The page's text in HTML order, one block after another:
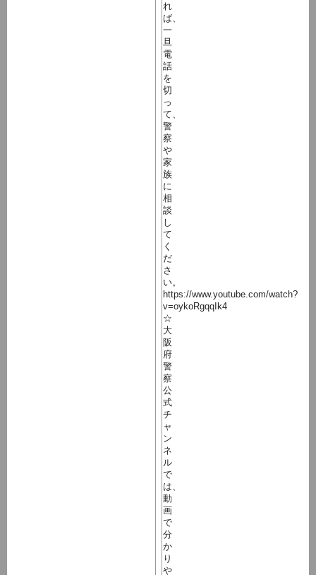
れ
ば、
一
旦
電
話
を
切
っ
て、
警
察
や
家
族
に
相
談
し
て
く
だ
さ
い。
https://www.youtube.com/watch?
v=oykoRgqqIk4
☆
大
阪
府
警
察
公
式
チ
ャ
ン
ネ
ル
で
は、
動
画
で
分
か
り
や